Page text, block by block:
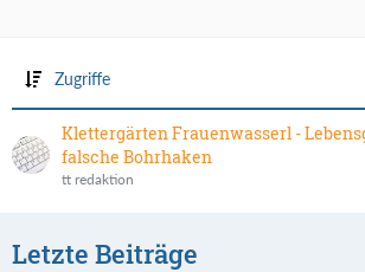
Zugriffe
Klettergärten Frauenwasserl -
falsche Bohrhaken
tt redaktion
Letzte Beiträge